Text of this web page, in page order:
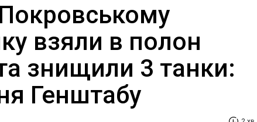
взяли в полон
знищили 3 танки:
Генштабу